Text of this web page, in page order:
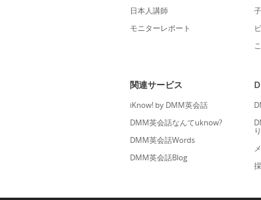
日本人講師
モニターレポート
関連サービス
iKnow! by DMM英会話
DMM英会話なんてuknow?
DMM英会話Words
DMM英会話Blog